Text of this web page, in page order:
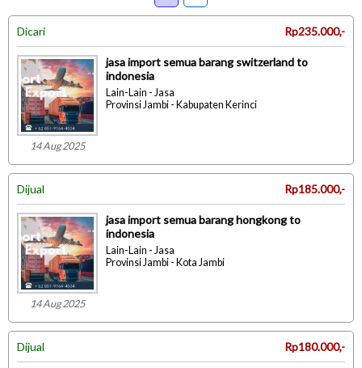
Dicari Rp235.000,-
14 Aug 2025
jasa import semua barang switzerland to
indonesia
Lain-Lain - Jasa
Provinsi Jambi - Kabupaten Kerinci
Dijual Rp185.000,-
14 Aug 2025
jasa import semua barang hongkong to
indonesia
Lain-Lain - Jasa
Provinsi Jambi - Kota Jambi
Dijual Rp180.000,-